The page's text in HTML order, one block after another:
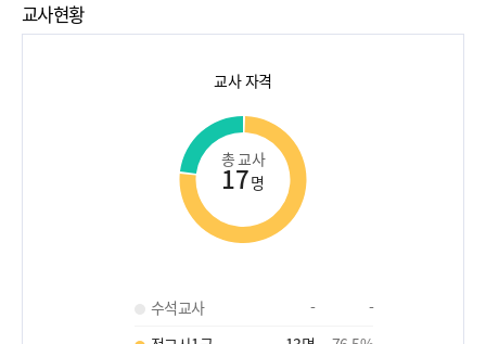
교사현황
교사 자격
총 교사
17명
수석교사 -
-